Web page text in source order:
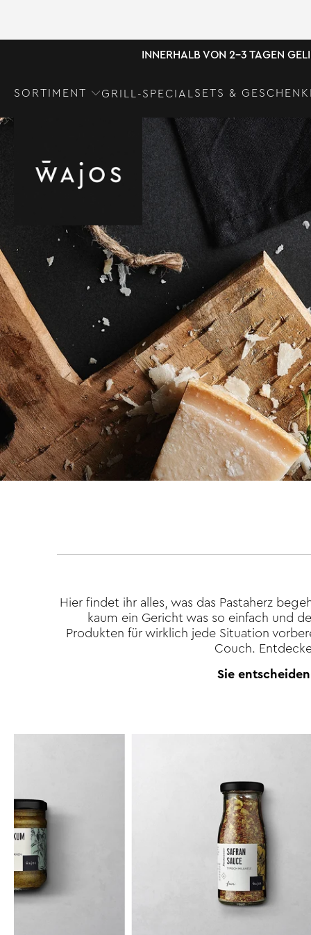
INNERHALB VON 2-3 TAGEN
SORTIMENT GRILL-SPECIAL SETS &
Hier findet ihr alles, was das Pastaherz
kaum ein Gericht was so einfach und
Produkten für wirklich jede Situation
Couch.
Sie